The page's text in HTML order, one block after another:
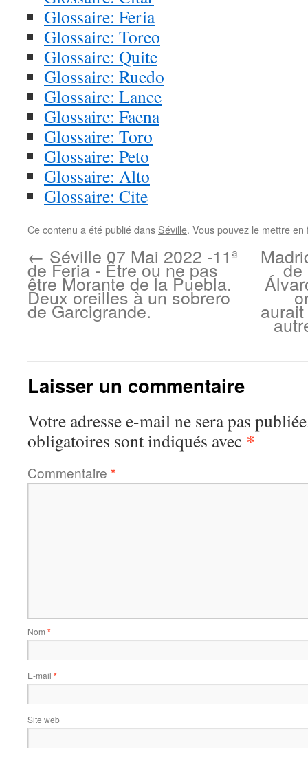
Glossaire: Feria
Glossaire: Toreo
Glossaire: Quite
Glossaire: Ruedo
Glossaire: Lance
Glossaire: Faena
Glossaire: Toro
Glossaire: Peto
Glossaire: Alto
Glossaire: Cite
Ce contenu a été publié dans Séville. Vous pouvez le mettre
← Séville 07 Mai 2022 -11ª
de Feria - Être ou ne pas
être Morante de la Puebla.
Deux oreilles à un sobrero
de Garcigrande.
de
Laisser un commentaire
Votre adresse e-mail ne sera pas
obligatoires sont indiqués avec *
Commentaire *
Nom *
E-mail *
Site web